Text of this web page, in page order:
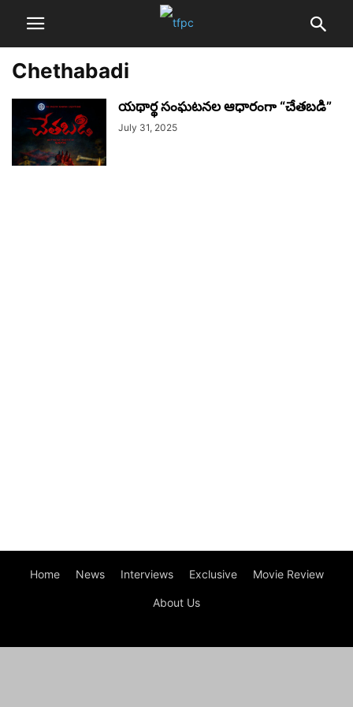
Chethabadi
యథార్థ సంఘటనల ఆధారంగా “చేతబడి”
July 31, 2025
Home News Interviews Exclusive Movie Review
About Us